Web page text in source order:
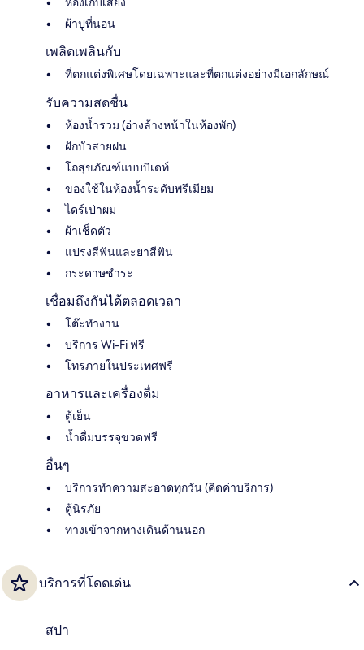
ผ้าปูที่นอน
เพลิดเพลินกับ
ที่ตกแต่งพิเศษโดยเฉพาะและที่ตกแต่งอย่างมีเอกลักษณ์
รับความสดชื่น
ห้องน้ำรวม (อ่างล้างหน้าในห้องพัก)
ฝักบัวสายฝน
โถสุขภัณฑ์แบบบิเดท์
ของใช้ในห้องน้ำระดับพรีเมียม
ไดร์เป่าผม
ผ้าเช็ดตัว
แปรงสีฟันและยาสีฟัน
กระดาษชำระ
เชื่อมถึงกันได้ตลอดเวลา
โต๊ะทำงาน
บริการ Wi-Fi ฟรี
โทรภายในประเทศฟรี
อาหารและเครื่องดื่ม
ตู้เย็น
น้ำดื่มบรรจุขวดฟรี
อื่นๆ
บริการทำความสะอาดทุกวัน (คิดค่าบริการ)
ตู้นิรภัย
ทางเข้าจากทางเดินด้านนอก
บริการที่โดดเด่น
สปา